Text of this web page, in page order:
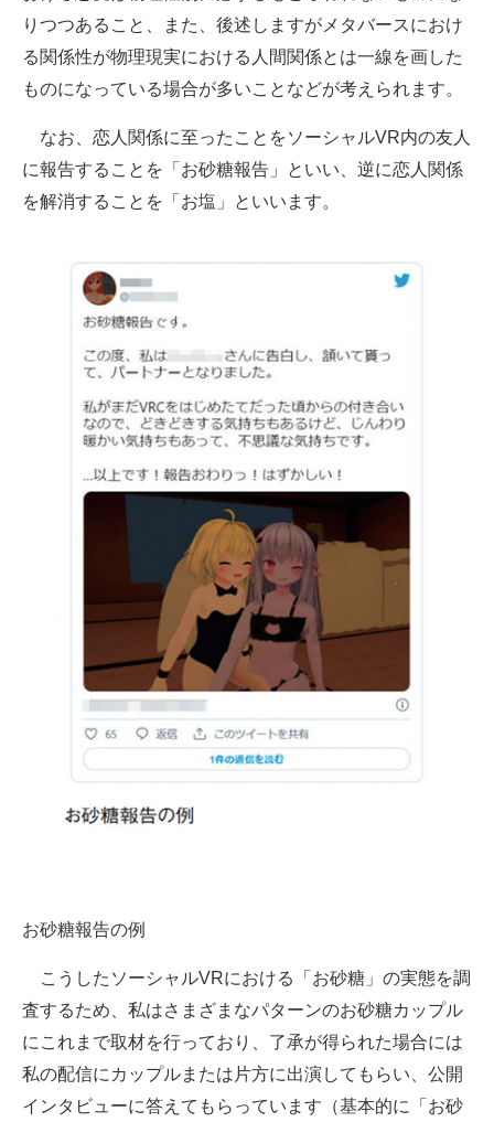
ちょっと気になるネットの話題
りつつあること、また、後述しますがメタバースにおけ
る関係性が物理現実における人間関係とは一線を画した
ものになっている場合が多いことなどが考えられます。
なお、恋人関係に至ったことをソーシャルVR内の友人
に報告することを「お砂糖報告」といい、逆に恋人関係
を解消することを「お塩」といいます。
お砂糖報告の例
こうしたソーシャルVRにおける「お砂糖」の実態を調
査するため、私はさまざまなパターンのお砂糖カップル
にこれまで取材を行っており、了承が得られた場合には
私の配信にカップルまたは片方に出演してもらい、公開
インタビューに答えてもらっています（基本的に「お砂